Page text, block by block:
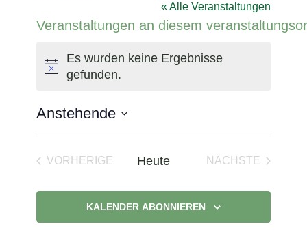
« Alle Veranstaltungen
Veranstaltungen an diesem
Hinweis
Es wurden keine Ergebnisse
gefunden.
Anstehende
VORHERIGE
Heute
NÄCHSTE
KALENDER ABONNIEREN